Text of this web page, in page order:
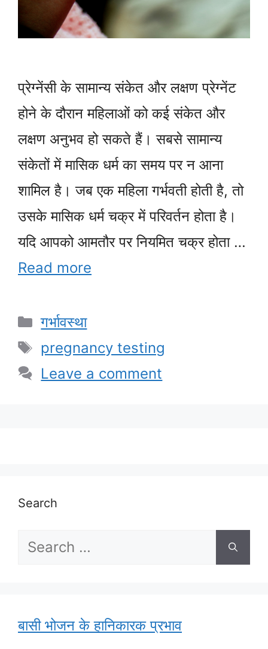
प्रेग्नेंसी के सामान्य संकेत और लक्षण प्रेग्नेंट
होने के दौरान महिलाओं को कई संकेत और
लक्षण अनुभव हो सकते हैं। सबसे सामान्य
संकेतों में मासिक धर्म का समय पर न आना
शामिल है। जब एक महिला गर्भवती होती है, तो
उसके मासिक धर्म चक्र में परिवर्तन होता है।
यदि आपको आमतौर पर नियमित चक्र होता …
Read more
Categories
गर्भावस्था
Tags
pregnancy testing
Leave a comment
Search
Search
बासी भोजन के हानिकारक प्रभाव